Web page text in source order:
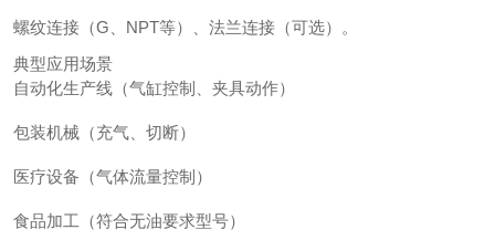
螺纹连接（G、NPT等）、法兰连接（可选）。
典型应用场景
自动化生产线（气缸控制、夹具动作）
包装机械（充气、切断）
医疗设备（气体流量控制）
食品加工（符合无油要求型号）